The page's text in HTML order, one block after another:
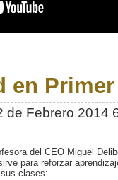
en
de Febrero 2014
del CEO Miguel
para reforzar
clases: